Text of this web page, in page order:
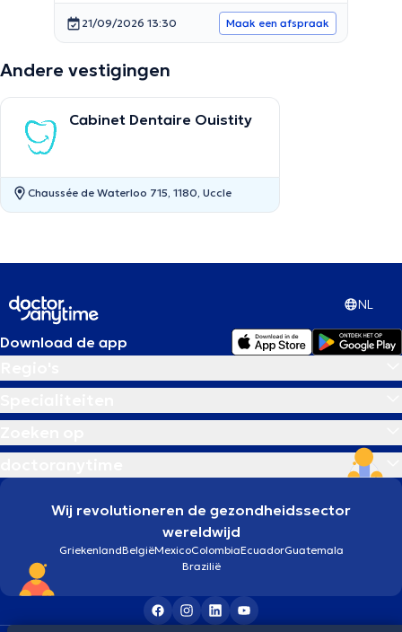
21/09/2026 13:30 Maak een afspraak
Andere vestigingen
Cabinet Dentaire Ouistity
Chaussée de Waterloo 715, 1180, Uccle
NL
Download de app
Wij revolutioneren de gezondheidssector
wereldwijd
GriekenlandBelgiëMexicoColombiaEcuadorGuatemala
Brazilië